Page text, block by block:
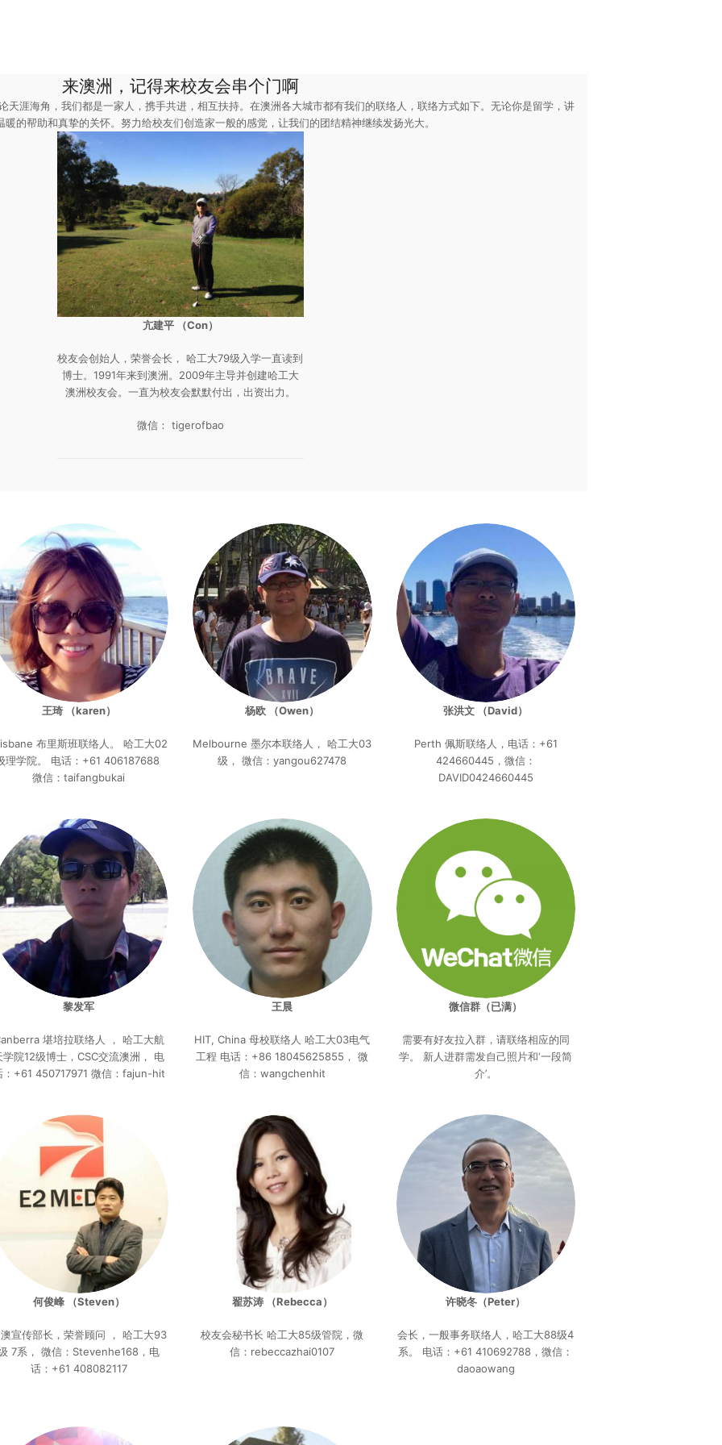
来澳洲，记得来校友会串个门啊
天涯海角，我们都是一家人，携手共进，相互扶持。在澳洲各大城市都有我们的联络人，联络方式如下。无论你是留学，讲
的帮助和真挚的关怀。努力给校友们创造家一般的感觉，让我们的团结精神继续发扬光大。
亢建平 （Con）
校友会创始人，荣誉会长， 哈工大79级入学一直读到
博士。1991年来到澳洲。2009年主导并创建哈工大
澳洲校友会。一直为校友会默默付出，出资出力。
微信： tigerofbao
王琦 （karen）
布里斯班联络人。 哈工大02
理学院。 电话：+61 406187688
微信：taifangbukai
杨欧 （Owen）
Melbourne 墨尔本联络人， 哈工大03
级， 微信：yangou627478
张洪文 （David）
Perth 佩斯联络人，电话：+61
424660445，微信：
DAVID0424660445
黎发军
堪培拉联络人 ， 哈工大航
学院12级博士，CSC交流澳洲， 电
：+61 450717971 微信：fajun-hit
王晨
HIT, China 母校联络人 哈工大03电气
工程 电话：+86 18045625855， 微
信：wangchenhit
微信群（已满）
需要有好友拉入群，请联络相应的同
学。 新人进群需发自己照片和‘一段简
介’。
何俊峰 （Steven）
宣传部长，荣誉顾问 ， 哈工大93
7系， 微信：Stevenhe168，电
话：+61 408082117
翟苏涛 （Rebecca）
校友会秘书长 哈工大85级管院，微
信：rebeccazhai0107
许晓冬（Peter）
会长，一般事务联络人，哈工大88级4
系。 电话：+61 410692788，微信：
daoaowang